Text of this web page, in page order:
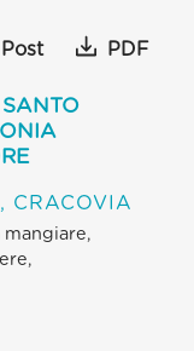
PDF
CRACOVIA
mangiare,